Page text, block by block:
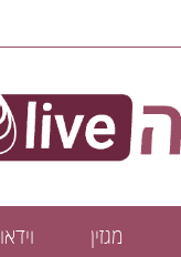
מגזין וידאו